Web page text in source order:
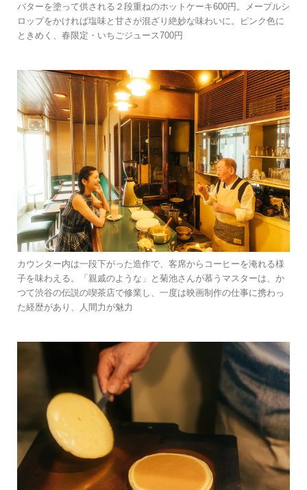
バターを塗って供される２段重ねのホットケーキ600円。メープルシ
ロップをかければ塩味と甘さが混ざり絶妙な味わいに。ピンク色に
ときめく、春限定・いちごジュース700円
カウンター内は一段下がった造作で、客席からコーヒーを淹れる様
子を味わえる。「親戚のような」と菊池さんが慕うマスターは、か
つて渋谷の伝説の喫茶店で修業し、一度は映画制作の仕事に携わっ
た経歴があり、人間力が魅力